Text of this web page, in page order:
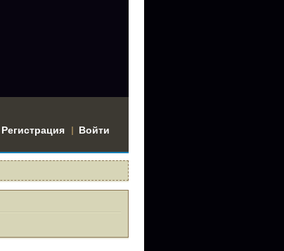
Регистрация Войти